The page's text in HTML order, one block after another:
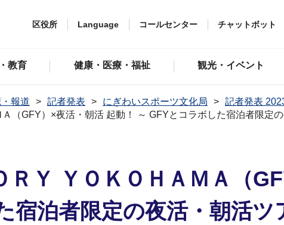
区役所 Language コールセンター チャットボット
教育 健康・医療・福祉 観光・イベント
報道 記者発表 にぎわいスポーツ文化局
記者発表
（GFY）×夜活・朝活 起動！ ～ GFYとコラボした宿泊者限定
ＲＹ ＹＯＫＯＨＡＭＡ（
宿泊者限定の夜活・朝活ツ